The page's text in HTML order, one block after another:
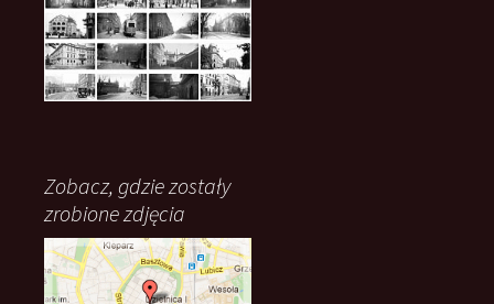
Zobacz, gdzie zostały
zrobione zdjęcia